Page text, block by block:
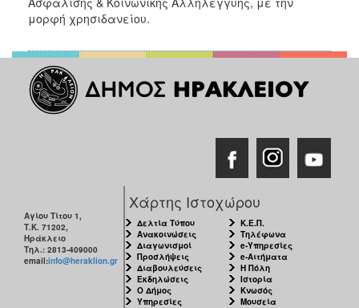
μορφή χρησιδανείου.
Αγίου Τίτου 1,
Τ.Κ. 71202,
Ηράκλειο
Τηλ.: 2813-409000
email:info@heraklion.gr
Χάρτης Ιστοχώρου
Δελτία Τύπου
Ανακοινώσεις
Διαγωνισμοί
Προσλήψεις
Διαβουλεύσεις
Εκδηλώσεις
Ο Δήμος
Υπηρεσίες
Κ.Ε.Π.
Τηλέφωνα
e-Υπηρεσίες
e-Αιτήματα
Η Πόλη
Ιστορία
Κνωσός
Μουσεία